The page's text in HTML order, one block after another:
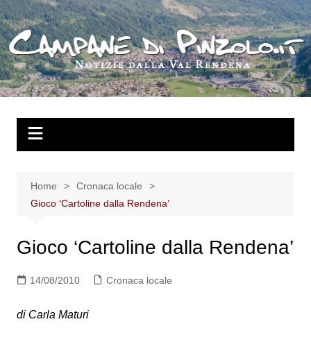
Salta
al
contenuto
Home
Cronaca locale
Gioco ‘Cartoline dalla Rendena’
Gioco ‘Cartoline dalla Rendena’
14/08/2010 Cronaca locale
di Carla Maturi